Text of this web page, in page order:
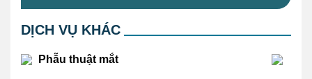
DỊCH VỤ KHÁC
Phẫu thuật mắt